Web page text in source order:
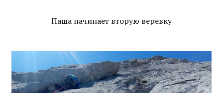
Паша начинает вторую веревку